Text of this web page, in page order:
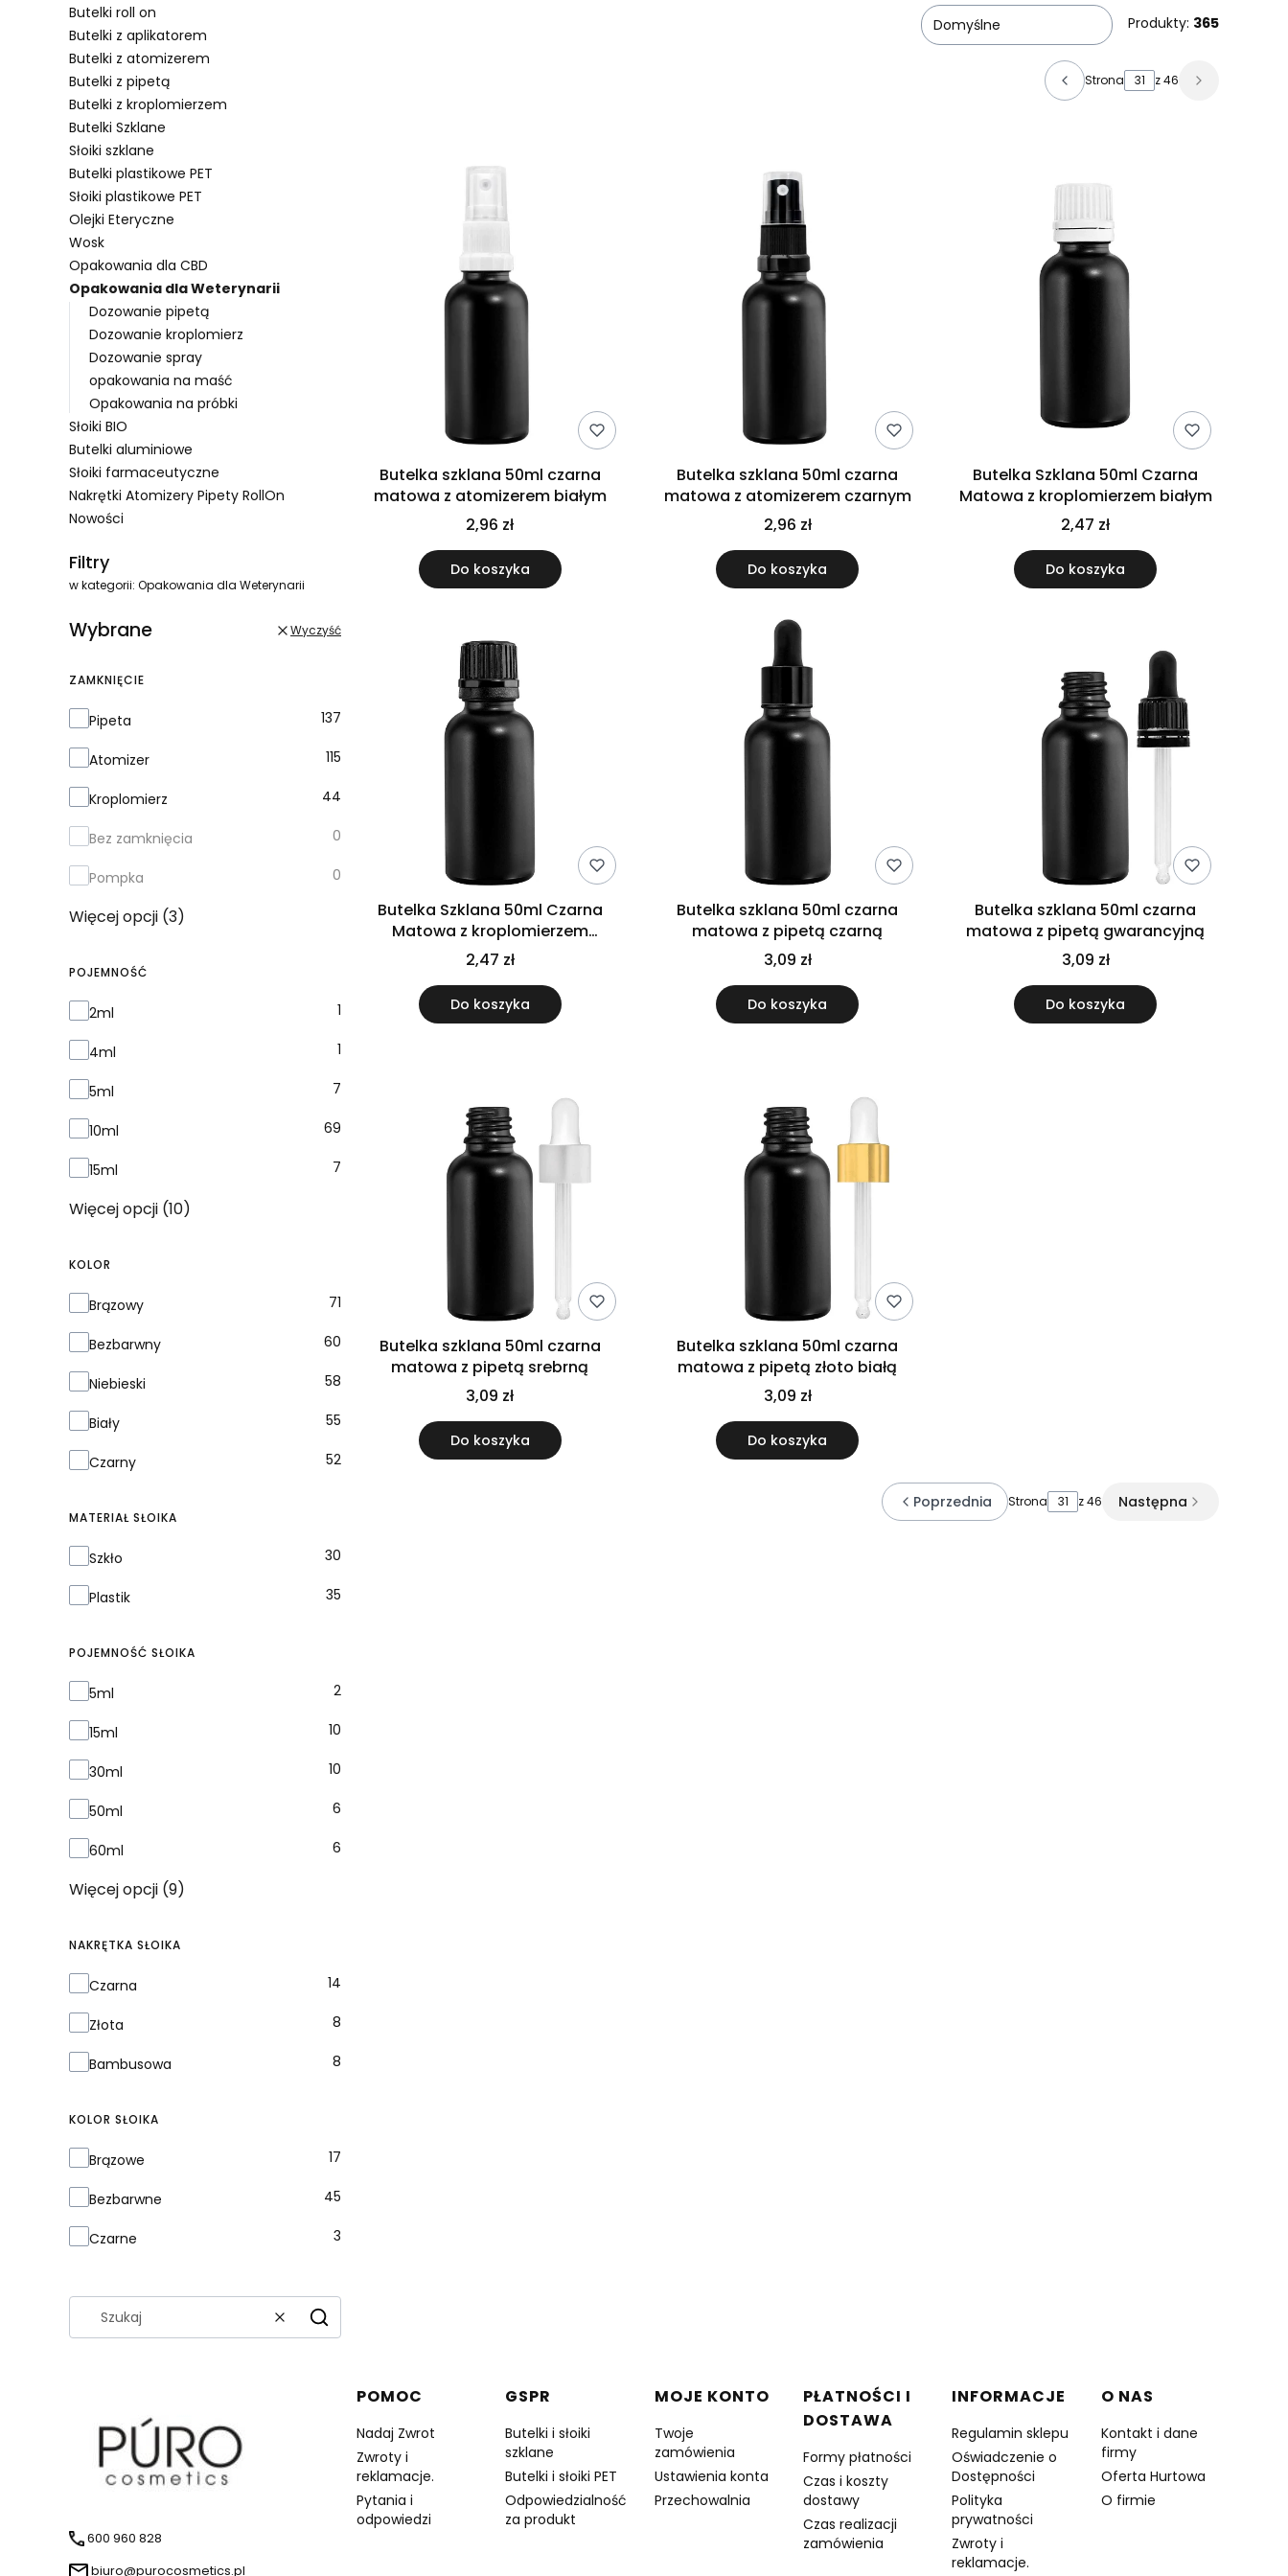
Butelki roll on
Butelki z aplikatorem
Butelki z atomizerem
Butelki z pipetą
Butelki z kroplomierzem
Butelki Szklane
Słoiki szklane
Butelki plastikowe PET
Słoiki plastikowe PET
Olejki Eteryczne
Wosk
Opakowania dla CBD
Opakowania dla Weterynarii
Dozowanie pipetą
Dozowanie kroplomierz
Dozowanie spray
opakowania na maść
Opakowania na próbki
Słoiki BIO
Butelki aluminiowe
Słoiki farmaceutyczne
Nakrętki Atomizery Pipety RollOn
Nowości
Filtry
w kategorii: Opakowania dla Weterynarii
Wybrane Wyczyść
ZAMKNIĘCIE
Zamknięcie
Pipeta 137
Atomizer 115
Kroplomierz 44
Bez zamknięcia 0
Pompka 0
Więcej opcji (3)
POJEMNOŚĆ
Pojemność
2ml 1
4ml 1
5ml 7
10ml 69
15ml 7
Więcej opcji (10)
KOLOR
Kolor
Brązowy 71
Bezbarwny 60
Niebieski 58
Biały 55
Czarny 52
MATERIAŁ SŁOIKA
Materiał słoika
Szkło 30
Plastik 35
POJEMNOŚĆ SŁOIKA
Pojemność słoika
5ml 2
15ml 10
30ml 10
50ml 6
60ml 6
Więcej opcji (9)
NAKRĘTKA SŁOIKA
Nakrętka słoika
Czarna 14
Złota 8
Bambusowa 8
KOLOR SŁOIKA
Kolor słoika
Brązowe 17
Bezbarwne 45
Czarne 3
WyczyśćSzukaj
Domyślne Produkty: 365
Strona z 46
Butelka szklana 50ml czarna
matowa z atomizerem białym
2,96 zł
Do koszyka
Butelka szklana 50ml czarna
matowa z atomizerem czarnym
2,96 zł
Do koszyka
Butelka Szklana 50ml Czarna
Matowa z kroplomierzem białym
2,47 zł
Do koszyka
Butelka Szklana 50ml Czarna
Matowa z kroplomierzem
czarnym
2,47 zł
Do koszyka
Butelka szklana 50ml czarna
matowa z pipetą czarną
3,09 zł
Do koszyka
Butelka szklana 50ml czarna
matowa z pipetą gwarancyjną
3,09 zł
Do koszyka
Butelka szklana 50ml czarna
matowa z pipetą srebrną
3,09 zł
Do koszyka
Butelka szklana 50ml czarna
matowa z pipetą złoto białą
3,09 zł
Do koszyka
Poprzednia Strona z 46 Następna
600 960 828
biuro@purocosmetics.pl
Linki w stopce
POMOC
Nadaj Zwrot
Zwroty i
reklamacje.
Pytania i
odpowiedzi
GSPR
Butelki i słoiki
szklane
Butelki i słoiki PET
Odpowiedzialność
za produkt
MOJE KONTO
Twoje
zamówienia
Ustawienia konta
Przechowalnia
PŁATNOŚCI I
DOSTAWA
Formy płatności
Czas i koszty
dostawy
Czas realizacji
zamówienia
INFORMACJE
Regulamin sklepu
Oświadczenie o
Dostępności
Polityka
prywatności
Zwroty i
reklamacje.
O NAS
Kontakt i dane
firmy
Oferta Hurtowa
O firmie